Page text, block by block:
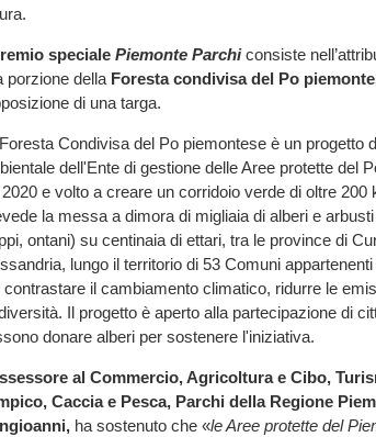
speciale Piemonte Parchiconsiste
porzione della Foresta condivisa del Po
di una targa.
Condivisa del Po piemontese è un progetto
dell'Ente di gestione delle Aree protette del
2020 e volto a creare un corridoio verde di oltre 200
la messa a dimora di migliaia di alberi e
ontani) su centinaia di ettari, tra le province di
lungo il territorio di 53 Comuni
contrastare il cambiamento climatico, ridurre le
Il progetto è aperto alla partecipazione di
donare alberi per sostenere l'iniziativa.
al Commercio, Agricoltura e Cibo,
Caccia e Pesca, Parchi della Regione
ha sostenuto che «le Aree protette del